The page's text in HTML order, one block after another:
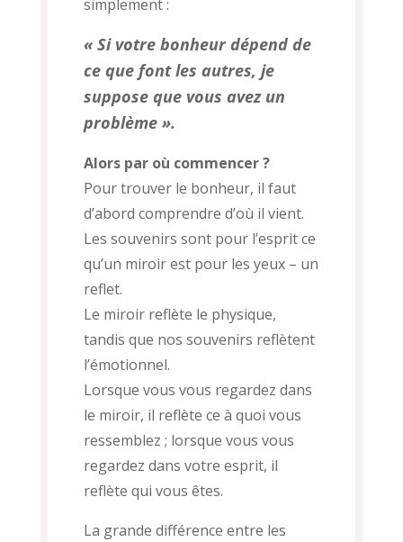
simplement :
« Si votre bonheur dépend de
ce que font les autres, je
suppose que vous avez un
problème ».
Alors par où commencer ?
Pour trouver le bonheur, il faut
d’abord comprendre d’où il vient.
Les souvenirs sont pour l’esprit ce
qu’un miroir est pour les yeux – un
reflet.
Le miroir reflète le physique,
tandis que nos souvenirs reflètent
l’émotionnel.
Lorsque vous vous regardez dans
le miroir, il reflète ce à quoi vous
ressemblez ; lorsque vous vous
regardez dans votre esprit, il
reflète qui vous êtes.
La grande différence entre les